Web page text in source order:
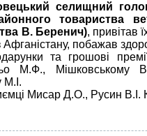
селищний
товариства
В. Беренич), привітав
Афганістану, побажав
та грошові
М.Ф., Мішковському
М.І.
Мисар Д.О., Русин В.І.